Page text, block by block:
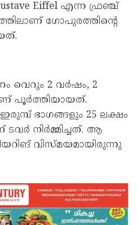
Eiffel എന്ന ഫ്രഞ്ച്
ഗോപുരത്തിന്റെ
വെറും 2 വർഷം, 2
പൂർത്തിയായത്.
ഭാഗങ്ങളും 25 ലക്ഷം
ടവർ നിർമ്മിച്ചത്. ആ
വിസ്മയമായിരുന്നു